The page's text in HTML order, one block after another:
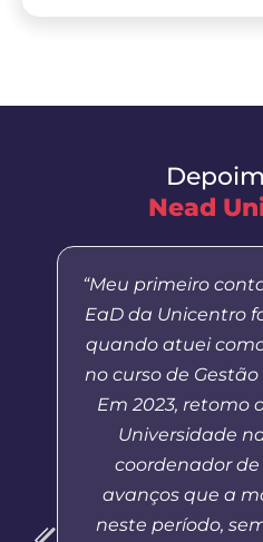
Nead
“Meu primeiro
EaD da Unicentro
quando atuei
no curso de Gestão
Em 2023, retomo
Universidade
coordenador de
avanços que a
neste período,